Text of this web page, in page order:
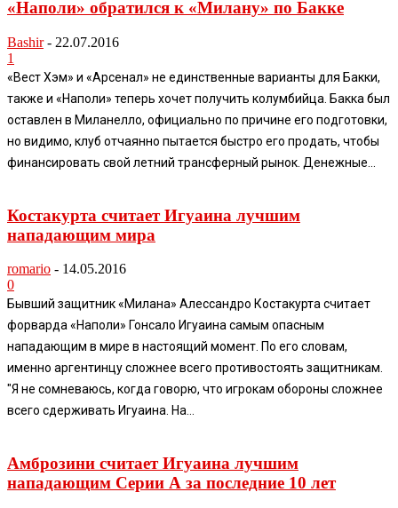
«Наполи» обратился к «Милану» по Бакке
Bashir - 22.07.2016
1
«Вест Хэм» и «Арсенал» не единственные варианты для Бакки,
также и «Наполи» теперь хочет получить колумбийца. Бакка был
оставлен в Миланелло, официально по причине его подготовки,
но видимо, клуб отчаянно пытается быстро его продать, чтобы
финансировать свой летний трансферный рынок. Денежные...
Костакурта считает Игуаина лучшим
нападающим мира
romario - 14.05.2016
0
Бывший защитник «Милана» Алессандро Костакурта считает
форварда «Наполи» Гонсало Игуаина самым опасным
нападающим в мире в настоящий момент. По его словам,
именно аргентинцу сложнее всего противостоять защитникам.
"Я не сомневаюсь, когда говорю, что игрокам обороны сложнее
всего сдерживать Игуаина. На...
Амброзини считает Игуаина лучшим
нападающим Серии А за последние 10 лет